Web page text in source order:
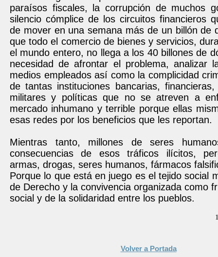
paraísos fiscales, la corrupción de muchos
silencio cómplice de los circuitos financieros
de mover en una semana más de un billón de
que todo el comercio de bienes y servicios,
el mundo entero, no llega a los 40 billones de
necesidad de afrontar el problema, analizar
medios empleados así como la complicidad
de tantas instituciones bancarias, financieras,
militares y políticas que no se atreven a
mercado inhumano y terrible porque ellas
esas redes por los beneficios que les reportan.
Mientras tanto, millones de seres
consecuencias de esos tráficos ilícitos,
armas, drogas, seres humanos, fármacos
Porque lo que está en juego es el tejido social
de Derecho y la convivencia organizada como
social y de la solidaridad entre los pueblos.
Volver a Portada